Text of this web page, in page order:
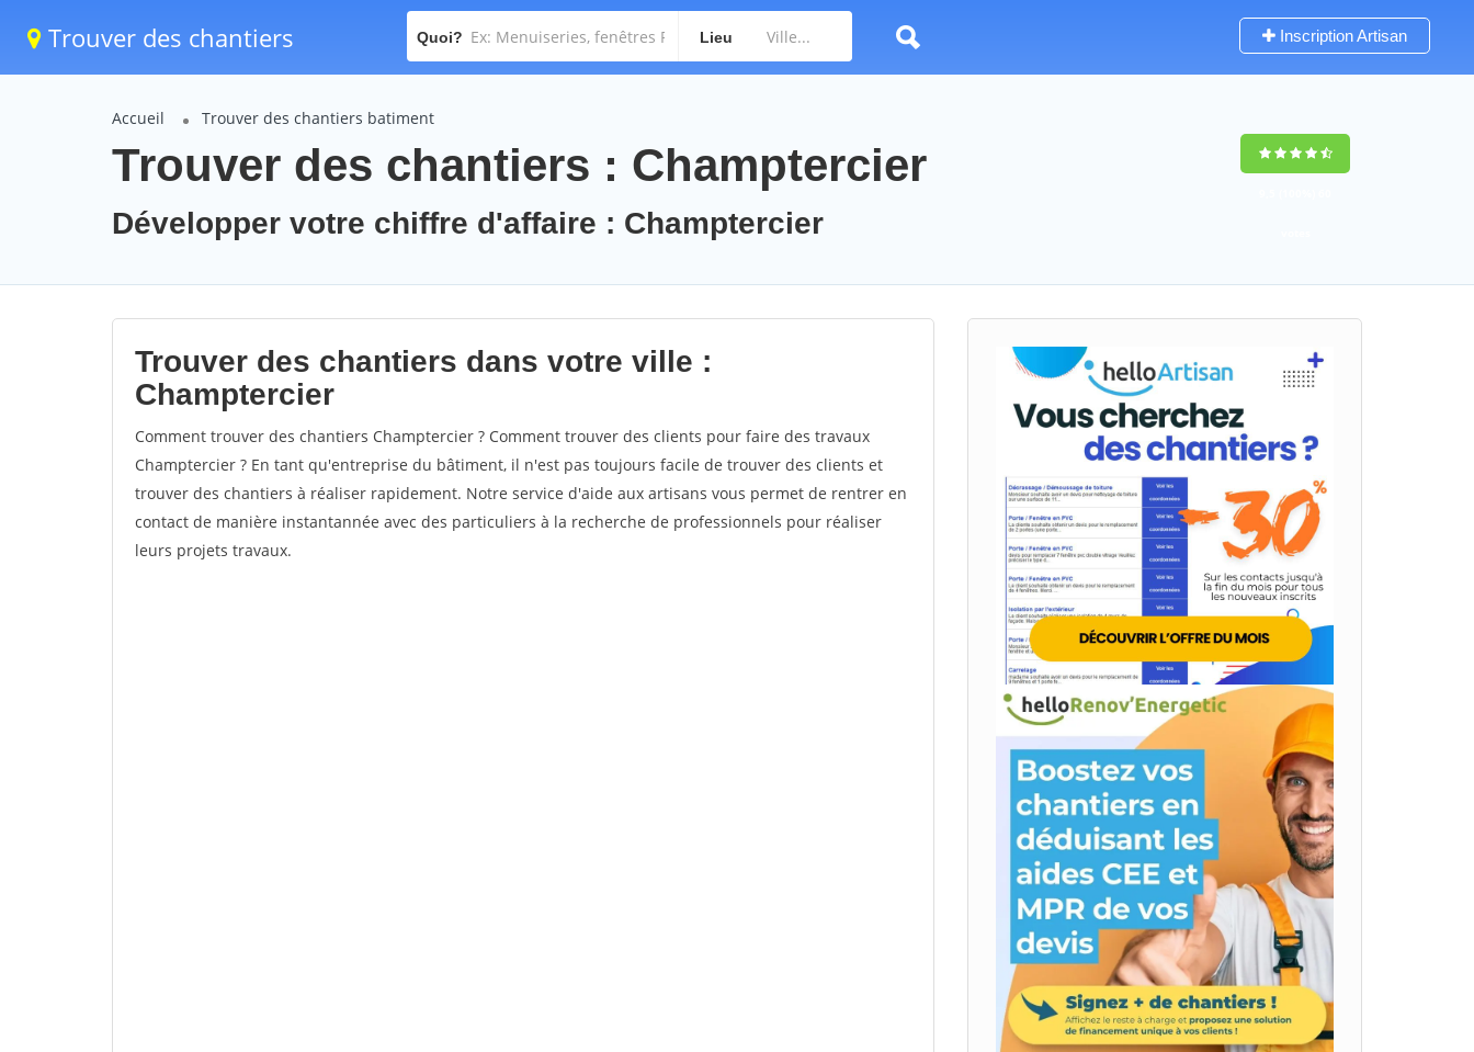
Trouver des chantiers Quoi? Lieu Inscription Artisan
Accueil Trouver des chantiers batiment
Trouver des chantiers : Champtercier
Développer votre chiffre d'affaire : Champtercier
Trouver des chantiers dans votre ville :
Champtercier
Comment trouver des chantiers Champtercier ? Comment trouver des clients pour faire des travaux
Champtercier ? En tant qu'entreprise du bâtiment, il n'est pas toujours facile de trouver des clients et
trouver des chantiers à réaliser rapidement. Notre service d'aide aux artisans vous permet de rentrer en
contact de manière instantannée avec des particuliers à la recherche de professionnels pour réaliser
leurs projets travaux.